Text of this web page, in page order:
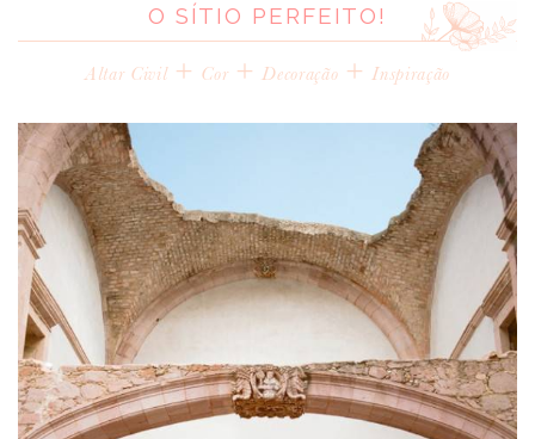
BLOG
ENTREVISTAS
REAL WEDDINGS & EDITORIAIS
FORNECEDORES RECOMENDADOS
ANUNCIE CONNOSCO
O SÍTIO PERFEITO!
Altar Civil+ Cor +Decoração +Inspiração